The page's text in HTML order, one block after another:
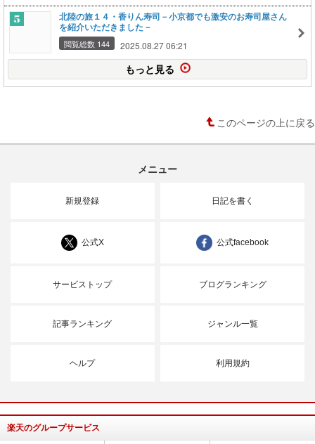
北陸の旅１４・香りん寿司－小京都でも激安のお寿司屋さん
を紹介いただきました－
閲覧総数 144 2025.08.27 06:21
もっと見る
このページの上に戻る
メニュー
新規登録 日記を書く
公式X 公式facebook
サービストップ ブログランキング
記事ランキング ジャンル一覧
ヘルプ 利用規約
楽天のグループサービス